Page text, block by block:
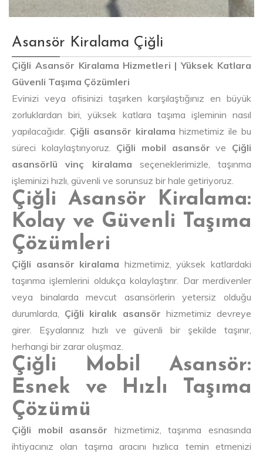
Asansör Kiralama Çiğli
Çiğli Asansör Kiralama Hizmetleri | Yüksek Katlara
Güvenli Taşıma Çözümleri
Evinizi veya ofisinizi taşırken karşılaştığınız en büyük
zorluklardan biri, yüksek katlara taşıma işleminin nasıl
yapılacağıdır. Çiğli asansör kiralama hizmetimiz ile bu
süreci kolaylaştırıyoruz. Çiğli mobil asansör ve Çiğli
asansörlü vinç kiralama seçeneklerimizle, taşınma
işleminizi hızlı, güvenli ve sorunsuz bir hale getiriyoruz.
Çiğli Asansör Kiralama:
Kolay ve Güvenli Taşıma
Çözümleri
Çiğli asansör kiralama hizmetimiz, yüksek katlardaki
taşınma işlemlerini oldukça kolaylaştırır. Dar merdivenler
veya binalarda mevcut asansörlerin yetersiz olduğu
durumlarda, Çiğli kiralık asansör hizmetimiz devreye
girer. Eşyalarınız hızlı ve güvenli bir şekilde taşınır,
herhangi bir zarar oluşmaz.
Çiğli Mobil Asansör:
Esnek ve Hızlı Taşıma
Çözümü
Çiğli mobil asansör hizmetimiz, taşınma esnasında
ihtiyacınız olan taşıma aracını hızlıca temin etmenizi